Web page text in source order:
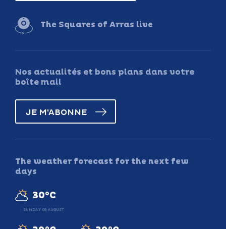
The Squares of Arras live
Nos actualités et bons plans dans votre
boîte mail
JE M'ABONNE
The weather forecast for the next few
days
30°C
SUNDAY 09 AUGUST